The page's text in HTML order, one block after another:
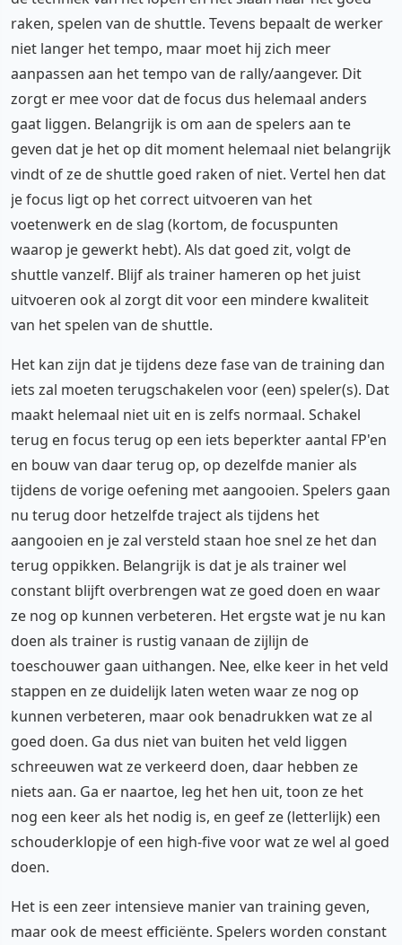
raken, spelen van de shuttle. Tevens bepaalt de werker
niet langer het tempo, maar moet hij zich meer
aanpassen aan het tempo van de rally/aangever. Dit
zorgt er mee voor dat de focus dus helemaal anders
gaat liggen. Belangrijk is om aan de spelers aan te
geven dat je het op dit moment helemaal niet belangrijk
vindt of ze de shuttle goed raken of niet. Vertel hen dat
je focus ligt op het correct uitvoeren van het
voetenwerk en de slag (kortom, de focuspunten
waarop je gewerkt hebt). Als dat goed zit, volgt de
shuttle vanzelf. Blijf als trainer hameren op het juist
uitvoeren ook al zorgt dit voor een mindere kwaliteit
van het spelen van de shuttle.
Het kan zijn dat je tijdens deze fase van de training dan
iets zal moeten terugschakelen voor (een) speler(s). Dat
maakt helemaal niet uit en is zelfs normaal. Schakel
terug en focus terug op een iets beperkter aantal FP'en
en bouw van daar terug op, op dezelfde manier als
tijdens de vorige oefening met aangooien. Spelers gaan
nu terug door hetzelfde traject als tijdens het
aangooien en je zal versteld staan hoe snel ze het dan
terug oppikken. Belangrijk is dat je als trainer wel
constant blijft overbrengen wat ze goed doen en waar
ze nog op kunnen verbeteren. Het ergste wat je nu kan
doen als trainer is rustig vanaan de zijlijn de
toeschouwer gaan uithangen. Nee, elke keer in het veld
stappen en ze duidelijk laten weten waar ze nog op
kunnen verbeteren, maar ook benadrukken wat ze al
goed doen. Ga dus niet van buiten het veld liggen
schreeuwen wat ze verkeerd doen, daar hebben ze
niets aan. Ga er naartoe, leg het hen uit, toon ze het
nog een keer als het nodig is, en geef ze (letterlijk) een
schouderklopje of een high-five voor wat ze wel al goed
doen.
Het is een zeer intensieve manier van training geven,
maar ook de meest efficiënte. Spelers worden constant